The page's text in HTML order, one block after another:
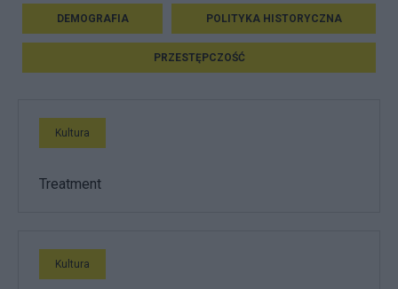
DEMOGRAFIA POLITYKA HISTORYCZNA
PRZESTĘPCZOŚĆ
Kultura
Treatment
Kultura